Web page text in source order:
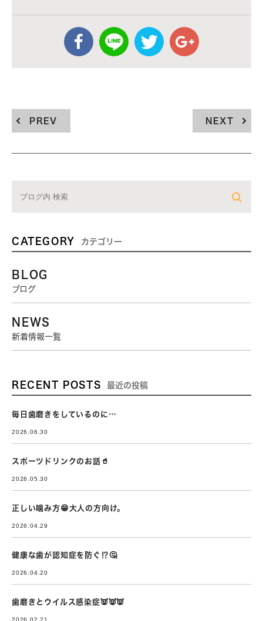
PREV NEXT
CATEGORY カテゴリー
BLOG
ブログ
NEWS
新着情報一覧
RECENT POSTS 最近の投稿
毎日歯磨きをしているのに…
2026.06.30
スポーツドリンクのお話🥤
2026.05.30
正しい噛み方😁大人の方向け。
2026.04.29
健康な歯が認知症を防ぐ⁉🤔
2026.04.20
歯磨きとウイルス感染症👿👿👿
2026.02.21